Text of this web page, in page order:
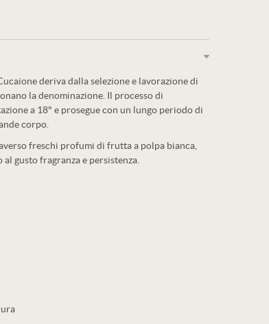
deriva dalla selezione e lavorazione di
la denominazione. Il processo di
a 18° e prosegue con un lungo periodo di
corpo.
freschi profumi di frutta a polpa bianca,
gusto fragranza e persistenza.